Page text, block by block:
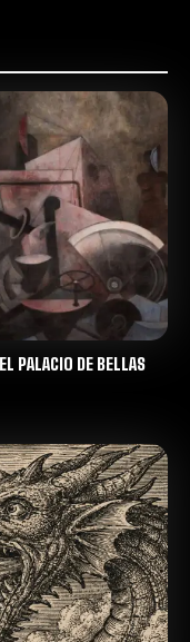
PALACIO DE BELLAS